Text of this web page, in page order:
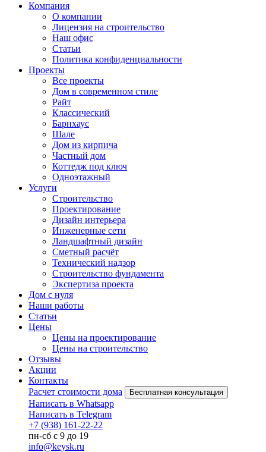
Компания
О компании
Лицензия на строительство
Наш офис
Статьи
Политика конфиденциальности
Проекты
Все проекты
Дом в современном стиле
Райт
Классический
Барнхаус
Шале
Дом из кирпича
Частный дом
Коттедж под ключ
Одноэтажный
Услуги
Строительство
Проектирование
Дизайн интерьера
Инженерные сети
Ландшафтный дизайн
Сметный расчёт
Технический надзор
Строительство фундамента
Экспертиза проекта
Дом с нуля
Наши работы
Статьи
Цены
Цены на проектирование
Цены на строительство
Отзывы
Акции
Контакты
Расчет стоимости дома
Бесплатная консультация
Написать в Whatsapp
Написать в Telegram
+7 (938) 161-22-22
пн-сб с 9 до 19
info@keysk.ru